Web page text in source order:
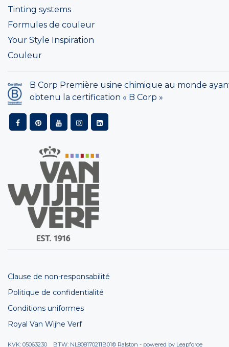
Tinting systems
Formules de couleur
Your Style Inspiration
Couleur
B Corp Première usine chimique au monde
obtenu la certification « B Corp »
Clause de non-responsabilité
Politique de confidentialité
Conditions uniformes
Royal Van Wijhe Verf
KVK: 05063230 BTW: NL808170211B01© Ralston - powered by Leapforce